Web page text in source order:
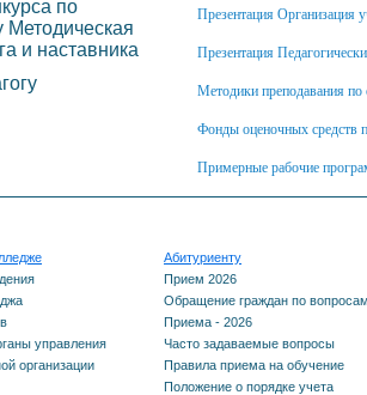
№455 от
Карта сайта медицина
Планы
ФУМО по
Презентация Организация
Презентация
Методики преподавания
Фонды оценочных средств
Примерные рабочие
по
Методическая
и наставника
управления
организации
Абитуриенту
Прием 2026
Обращение граждан по вопросам
Приема - 2026
Часто задаваемые вопросы
Правила приема на обучение
Положение о порядке учета